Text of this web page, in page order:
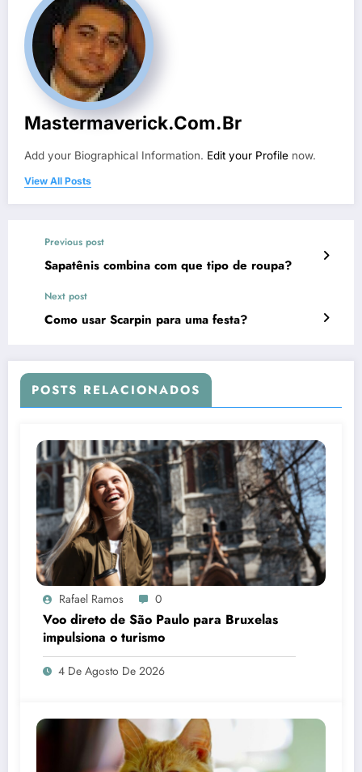
Mastermaverick.com.br
Add your Biographical Information. Edit your Profile now.
View All Posts
Previous post
Sapatênis combina com que tipo de roupa?
Next post
Como usar Scarpin para uma festa?
POSTS RELACIONADOS
Rafael Ramos 0
Voo direto de São Paulo para Bruxelas
impulsiona o turismo
4 De Agosto De 2026